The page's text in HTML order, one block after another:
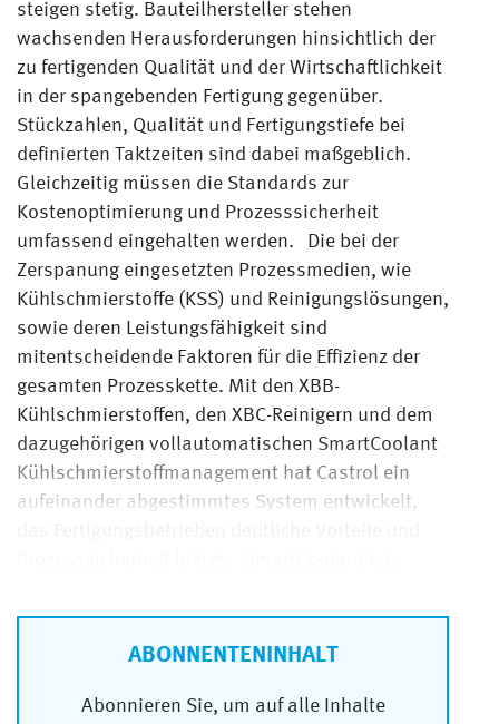
steigen stetig. Bauteilhersteller stehen
wachsenden Herausforderungen hinsichtlich der
zu fertigenden Qualität und der Wirtschaftlichkeit
in der spangebenden Fertigung gegenüber.
Stückzahlen, Qualität und Fertigungstiefe bei
definierten Taktzeiten sind dabei maßgeblich.
Gleichzeitig müssen die Standards zur
Kostenoptimierung und Prozesssicherheit
umfassend eingehalten werden. Die bei der
Zerspanung eingesetzten Prozessmedien, wie
Kühlschmierstoffe (KSS) und Reinigungslösungen,
sowie deren Leistungsfähigkeit sind
mitentscheidende Faktoren für die Effizienz der
gesamten Prozesskette. Mit den XBB-
Kühlschmierstoffen, den XBC-Reinigern und dem
dazugehörigen vollautomatischen SmartCoolant
Kühlschmierstoffmanagement hat Castrol ein
aufeinander abgestimmtes System entwickelt,
ABONNENTENINHALT
Abonnieren Sie, um auf alle Inhalte